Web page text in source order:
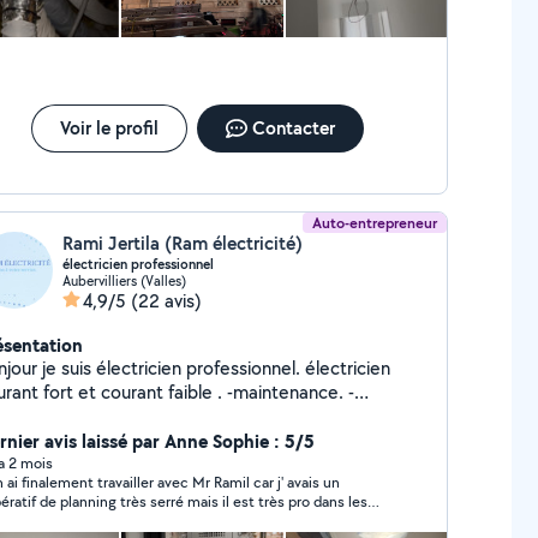
Voir le profil Contacter
Auto-entrepreneur
Rami Jertila (Ram électricité)
électricien professionnel
Aubervilliers (Valles)
4,9/5 (22 avis)
professionnel. électricien
fort et courant faible . -maintenance. -
professionnel à votre disposition et à
écoute.
avis laissé par Anne Sophie : 5/5
2 mois
ai finalement travailler avec Mr Ramil car j' avais un
de planning très serré mais il est très pro dans les